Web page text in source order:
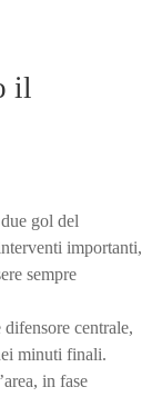
il
gol del
importanti,
sempre
centrale,
minuti finali.
in fase